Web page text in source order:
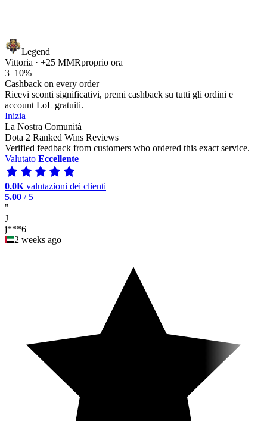
Legend
Vittoria · +25 MMRproprio ora
3–10%
Cashback on every order
Ricevi sconti significativi, premi cashback su tutti gli ordini e
account LoL gratuiti.
Inizia
La Nostra Comunità
Dota 2 Ranked Wins Reviews
Verified feedback from customers who ordered this exact service.
Valutato Eccellente
0.0K valutazioni dei clienti
5.00 / 5
"
J
j***6
2 weeks ago